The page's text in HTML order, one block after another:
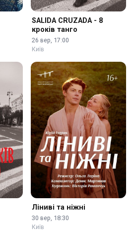
SALIDA CRUZADA - 8
кроків танго
26 вер, 17:00
Київ
Ліниві та ніжні
30 вер, 18:30
Київ